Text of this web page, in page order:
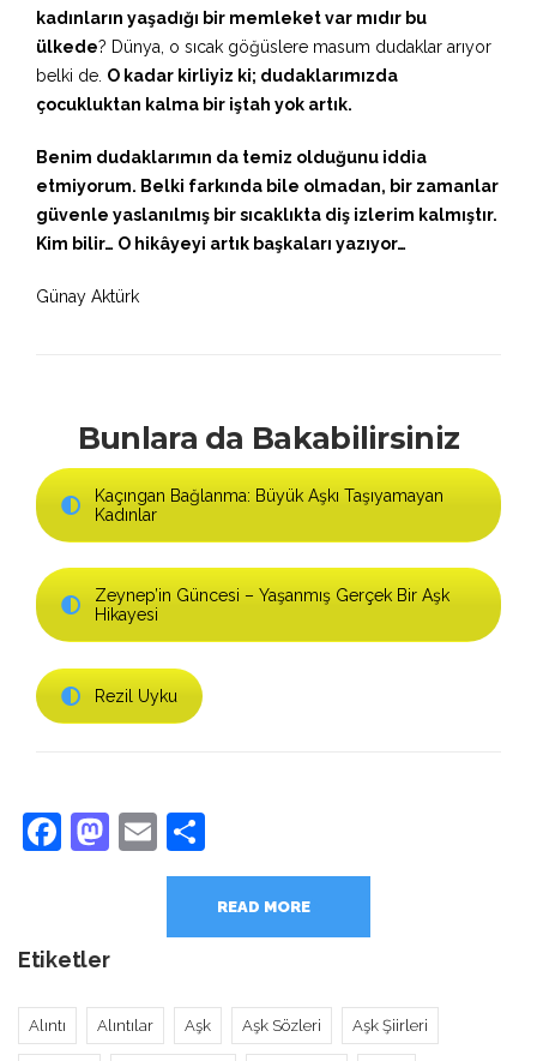
kadınların yaşadığı bir memleket var mıdır bu
ülkede? Dünya, o sıcak göğüslere masum dudaklar arıyor
belki de. O kadar kirliyiz ki; dudaklarımızda
çocukluktan kalma bir iştah yok artık.
Benim dudaklarımın da temiz olduğunu iddia
etmiyorum. Belki farkında bile olmadan, bir zamanlar
güvenle yaslanılmış bir sıcaklıkta diş izlerim kalmıştır.
Kim bilir… O hikâyeyi artık başkaları yazıyor…
Günay Aktürk
Bunlara da Bakabilirsiniz
Kaçıngan Bağlanma: Büyük Aşkı Taşıyamayan
Kadınlar
Zeynep’in Güncesi – Yaşanmış Gerçek Bir Aşk
Hikayesi
Rezil Uyku
Facebook
Mastodon
Email
READ MORE
Etiketler
Alıntı Alıntılar Aşk Aşk Sözleri Aşk Şiirleri